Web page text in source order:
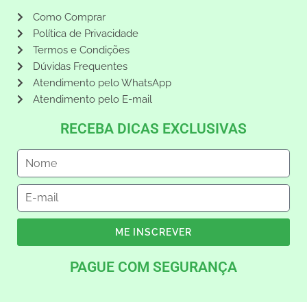
Como Comprar
Política de Privacidade
Termos e Condições
Dúvidas Frequentes
Atendimento pelo WhatsApp
Atendimento pelo E-mail
RECEBA DICAS EXCLUSIVAS
ME INSCREVER
PAGUE COM SEGURANÇA